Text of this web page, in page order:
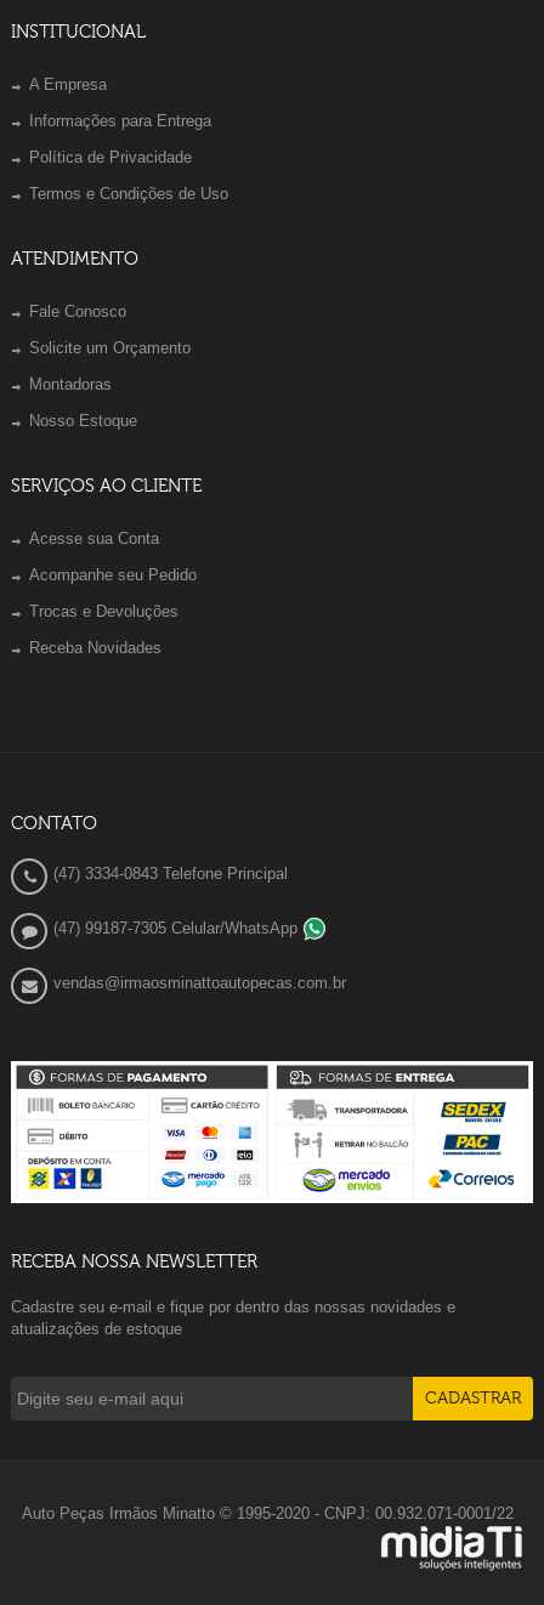
INSTITUCIONAL
A Empresa
Informações para Entrega
Política de Privacidade
Termos e Condições de Uso
ATENDIMENTO
Fale Conosco
Solicite um Orçamento
Montadoras
Nosso Estoque
SERVIÇOS AO CLIENTE
Acesse sua Conta
Acompanhe seu Pedido
Trocas e Devoluções
Receba Novidades
CONTATO
(47) 3334-0843 Telefone Principal
(47) 99187-7305 Celular/WhatsApp
vendas@irmaosminattoautopecas.com.br
RECEBA NOSSA NEWSLETTER
Cadastre seu e-mail e fique por dentro das nossas novidades e
atualizações de estoque
Auto Peças Irmãos Minatto © 1995-2020 - CNPJ: 00.932.071-0001/22